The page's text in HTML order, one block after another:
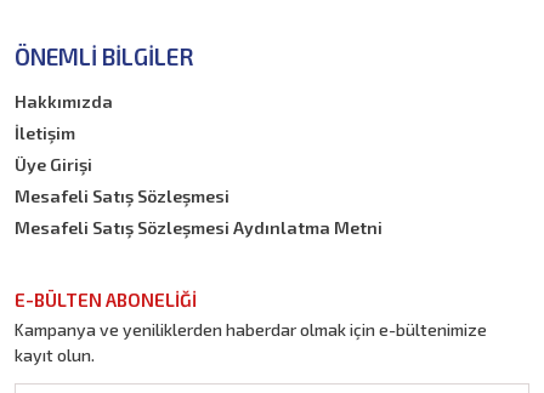
ÖNEMLI BILGILER
Hakkımızda
İletişim
Üye Girişi
Mesafeli Satış Sözleşmesi
Mesafeli Satış Sözleşmesi Aydınlatma Metni
E-BÜLTEN ABONELİĞİ
Kampanya ve yeniliklerden haberdar olmak için e-bültenimize
kayıt olun.